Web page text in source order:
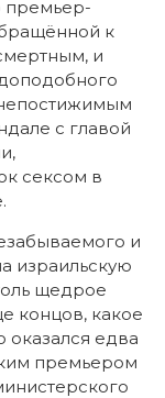
премьер-
к
и
с главой
сексом в
и
израильскую
щедрое
концов, какое
оказался едва
премьером